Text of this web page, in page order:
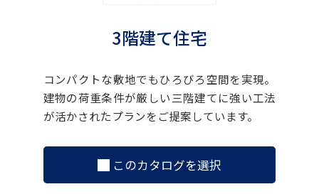
3階建て住宅
コンパクトな敷地でもひろびろ空間を実現。
建物の荷重条件が厳しい三階建てに強い工法
が活かされたプランをご提案しています。
このカタログを選択